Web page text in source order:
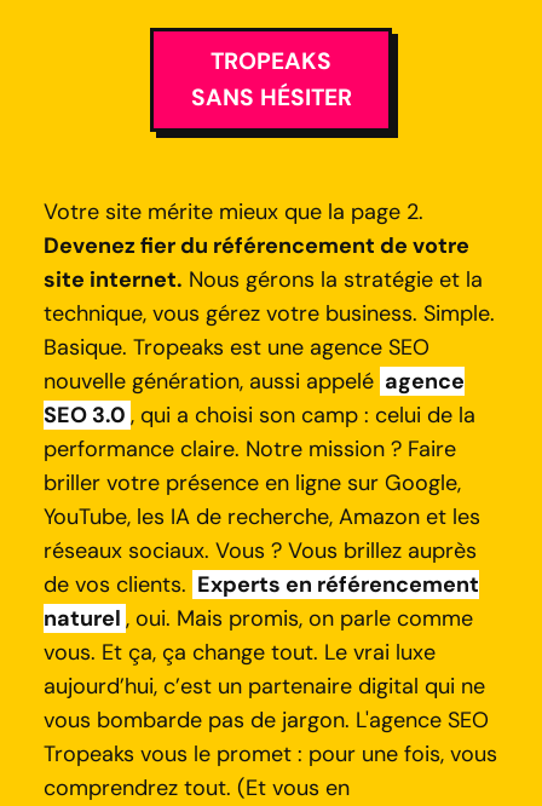
TROPEAKS
SANS HÉSITER
Votre site mérite mieux que la page 2.
Devenez fier du référencement de votre
site internet. Nous gérons la stratégie et la
technique, vous gérez votre business. Simple.
Basique. Tropeaks est une agence SEO
nouvelle génération, aussi appelé agence
SEO 3.0 , qui a choisi son camp : celui de la
performance claire. Notre mission ? Faire
briller votre présence en ligne sur Google,
YouTube, les IA de recherche, Amazon et les
réseaux sociaux. Vous ? Vous brillez auprès
de vos clients. Experts en référencement
naturel , oui. Mais promis, on parle comme
vous. Et ça, ça change tout. Le vrai luxe
aujourd’hui, c’est un partenaire digital qui ne
vous bombarde pas de jargon. L'agence SEO
Tropeaks vous le promet : pour une fois, vous
comprendrez tout. (Et vous en